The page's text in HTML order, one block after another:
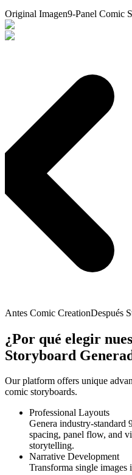
Original Imagen9-Panel Comic
Antes Comic CreationDespués
¿Por qué elegir
Storyboard
Our platform offers unique
comic storyboards.
Professional Layouts
Genera industry-standard
spacing, panel flow, and
storytelling.
Narrative Development
Transforma single